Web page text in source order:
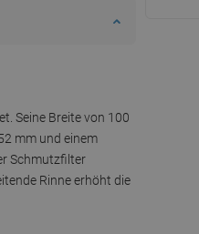
Seine Breite von 100
mm und einem
Schmutzfilter
Rinne erhöht die